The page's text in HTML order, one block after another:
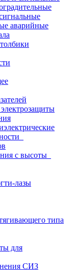
аварийные
с высоты
лазы
типа
для
СИЗ